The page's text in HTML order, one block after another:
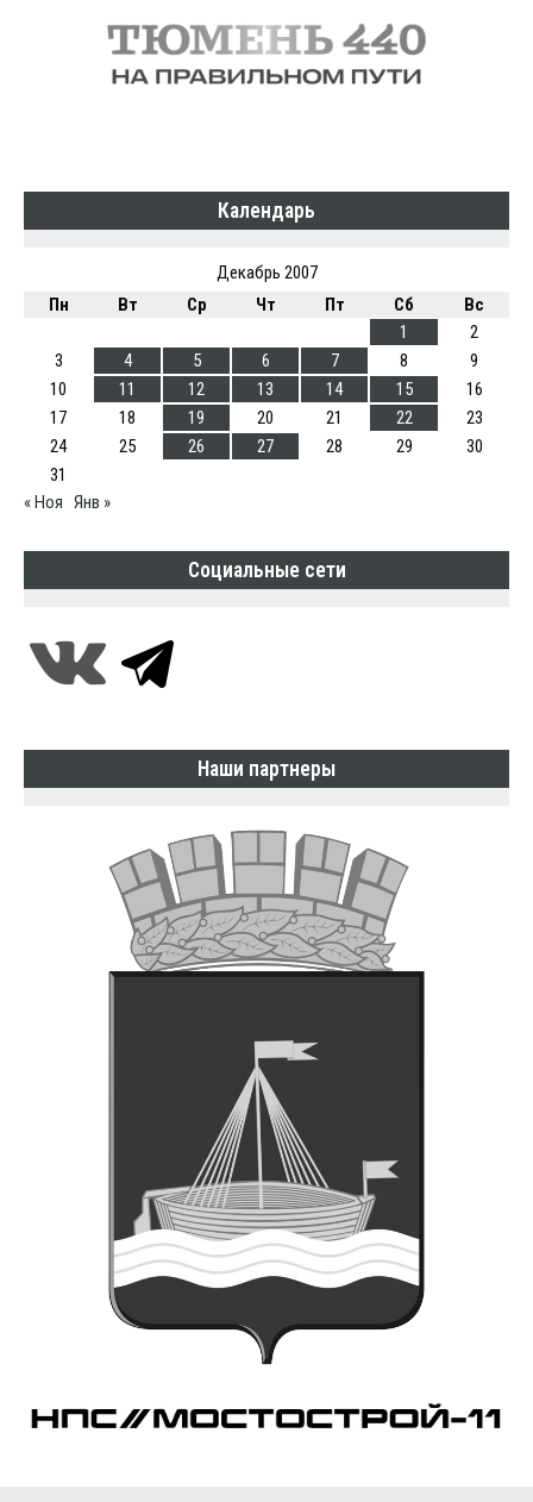
Календарь
Декабрь 2007
Пн
Вт Ср Чт Пт Сб
Вс
1
2
3
4 5 6 7 8
9
10
11 12 13 14 15
16
17
18 19 20 21 22
23
24
25 26 27 28 29
30
31
« Ноя Янв »
Социальные сети
Наши партнеры